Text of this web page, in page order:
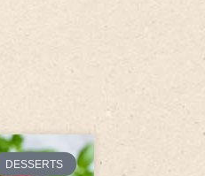
DESSERTS